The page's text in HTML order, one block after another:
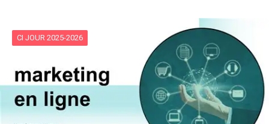
CI JOUR 2025-2026